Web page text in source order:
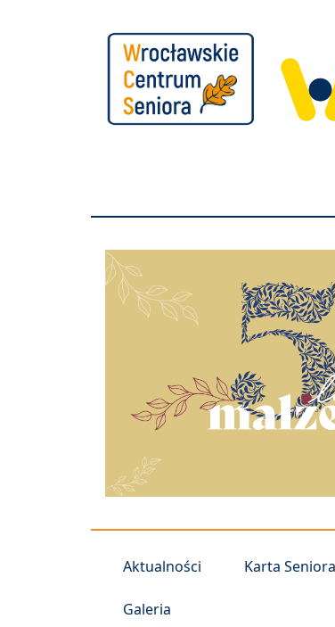
Aktualności Karta Seniora
Galeria